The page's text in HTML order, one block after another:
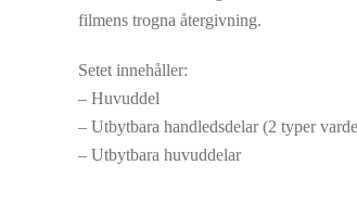
filmens trogna återgivning.
Setet innehåller:
– Huvuddel
– Utbytbara handledsdelar (2 typer
– Utbytbara huvuddelar